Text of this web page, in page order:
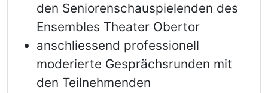
den Seniorenschauspielenden des
Ensembles Theater Obertor
anschliessend professionell
moderierte Gesprächsrunden mit
den Teilnehmenden